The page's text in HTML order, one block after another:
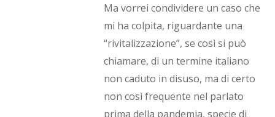
Ma vorrei condividere un caso che
mi ha colpita, riguardante una
“rivitalizzazione”, se così si può
chiamare, di un termine italiano
non caduto in disuso, ma di certo
non così frequente nel parlato
prima della pandemia, specie di